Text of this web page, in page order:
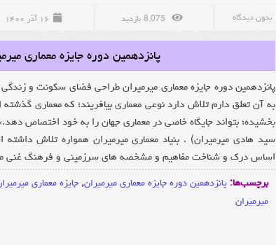
بدون دیدگاه ۱۶ آذر ۱۴۰۰
پانزدهمین دوره جایزه معماری
پانزدهمین دوره جایزه معماری میرمیران طراحی فضای سکونت و
به آن تعلق دارم تلاش دارد نوعی معماری بیافریند؛ که معماری
بخشیده؛ بتواند جایگاه خاصی در معماری جهان را به خود
سید هادی میرمیران) . بنیاد معماری میرمیران همواره تلاش
اساس درک و شناخت مفاهیم و مشخصه های سرزمینی و فرهنگ غنی
برچسب‌ها:پانزدهمین دوره جایزه معماری میرمیران,جایزه معماری
میرمیران